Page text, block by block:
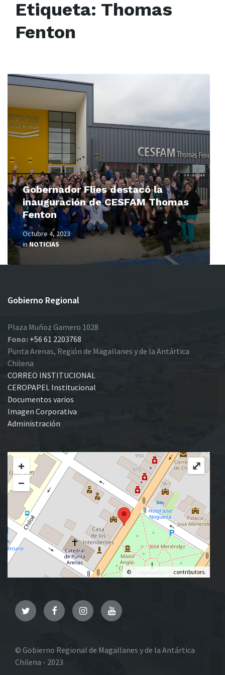
Etiqueta: Thomas
Fenton
Gobernador Flies destacó la
inauguración de CESFAM Thomas
Fenton
Octubre 4, 2023
inNOTICIAS
Read
More
Gobierno Regional
Plaza Muñoz Gamero 1028
Fono: +56 61 2203768
Punta Arenas, Región de Magallanes y de la Antártica
Chilena
CORREO INSTITUCIONAL
CEROPAPEL Institucional
Documentos varios
Imagen Corporativa
Administración
+
−
© OpenStreetMap contributors.
⤢
TwitterFacebookInstagramYouTube
© Gobierno Regional de Magallanes y de la Antártica
Chilena - 2023